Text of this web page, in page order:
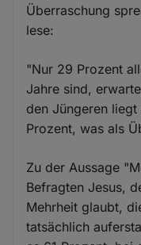
Überraschung
lese:
"Nur 29 Prozent
Jahre sind,
den Jüngeren
Prozent, was als
Zu der Aussage
Befragten Jesus,
Mehrheit glaubt,
tatsächlich